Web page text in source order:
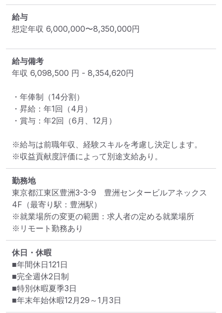
給与
想定年収 6,000,000〜8,350,000円
給与備考
年収 6,098,500 円 - 8,354,620円
・年俸制（14分割）
・昇給：年1回（4月）
・賞与：年2回（6月、12月）
※給与は前職年収、経験スキルを考慮し決定します。
※収益貢献度評価によって別途支給あり。
勤務地
東京都江東区豊洲3-3-9　豊洲センタービルアネックス
4F （最寄り駅：豊洲駅）
※就業場所の変更の範囲：求人者の定める就業場所
※リモート勤務あり
休日・休暇
■年間休日121日
■完全週休2日制
■特別休暇夏季3日
■年末年始休暇12月29～1月3日